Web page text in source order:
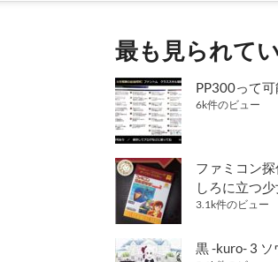
最も見られて
PP300って可
6k件のビュー
ファミコン
しろに立つ
3.1k件のビュー
黒 -kuro- 3 ソ